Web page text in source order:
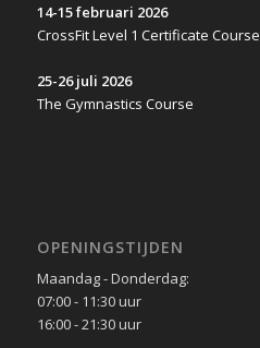
14-15 februari 2026
CrossFit Level 1 Certificate Course
25-26 juli 2026
The Gymnastics Course
OPENINGSTIJDEN
Maandag - Donderdag:
07:00 - 11:30 uur
16:00 - 21:30 uur